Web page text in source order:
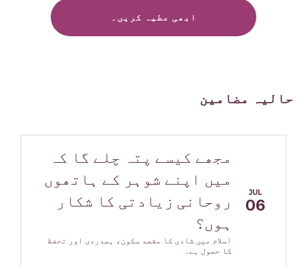
ابھی عطیہ کریں۔
حالیہ مضامین
06
مجھے کیسے پتہ چلے گا کہ
میں اپنے شوہر کے ہاتھوں
روحانی زیادتی کا شکار
ہوں؟
اسلام میں شادی کا مقصد سکون، ہمدردی اور تحفظ
کا حصول ہے۔